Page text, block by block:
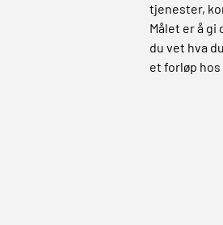
tjenester,
Målet er å
du vet hva
et forløp hos